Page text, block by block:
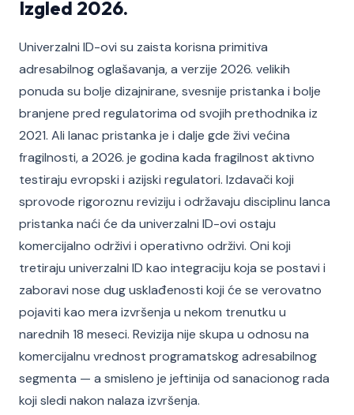
Izgled 2026.
Univerzalni ID-ovi su zaista korisna primitiva
adresabilnog oglašavanja, a verzije 2026. velikih
ponuda su bolje dizajnirane, svesnije pristanka i bolje
branjene pred regulatorima od svojih prethodnika iz
2021. Ali lanac pristanka je i dalje gde živi većina
fragilnosti, a 2026. je godina kada fragilnost aktivno
testiraju evropski i azijski regulatori. Izdavači koji
sprovode rigoroznu reviziju i održavaju disciplinu lanca
pristanka naći će da univerzalni ID-ovi ostaju
komercijalno održivi i operativno održivi. Oni koji
tretiraju univerzalni ID kao integraciju koja se postavi i
zaboravi nose dug usklađenosti koji će se verovatno
pojaviti kao mera izvršenja u nekom trenutku u
narednih 18 meseci. Revizija nije skupa u odnosu na
komercijalnu vrednost programatskog adresabilnog
segmenta — a smisleno je jeftinija od sanacionog rada
koji sledi nakon nalaza izvršenja.